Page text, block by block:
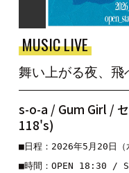
MUSIC LIVE
舞い上がる夜、飛
s-o-a / Gum Girl /
118's)
■日程：2026年5月20日（
■時間：OPEN 18:30 /